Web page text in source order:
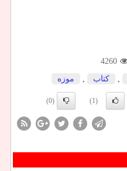
4260
, كتاب , موزه
(1)
(0)